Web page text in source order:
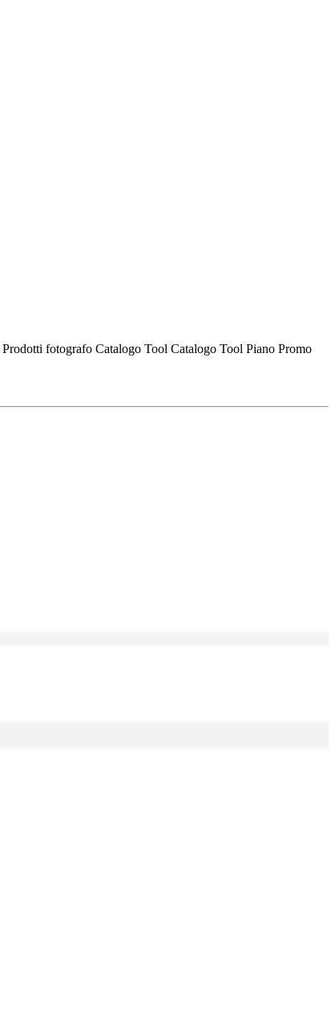
Prodotti fotografo Catalogo Tool Catalogo Tool Piano Promo